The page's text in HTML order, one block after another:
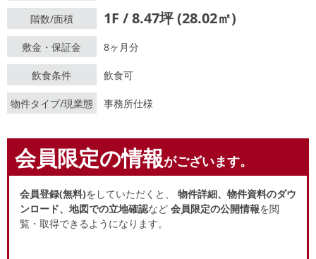
階数/面積 1F / 8.47坪 (28.02㎡)
敷金・保証金 8ヶ月分
飲食条件 飲食可
物件タイプ/現業態 事務所仕様
会員限定の情報がございます。
会員登録(無料)をしていただくと、 物件詳細、物件資料のダウ
ンロード、地図での立地確認など 会員限定の公開情報を閲
覧・取得できるようになります。